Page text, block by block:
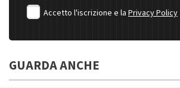
Accetto l'iscrizione e la Privacy Policy
GUARDA ANCHE